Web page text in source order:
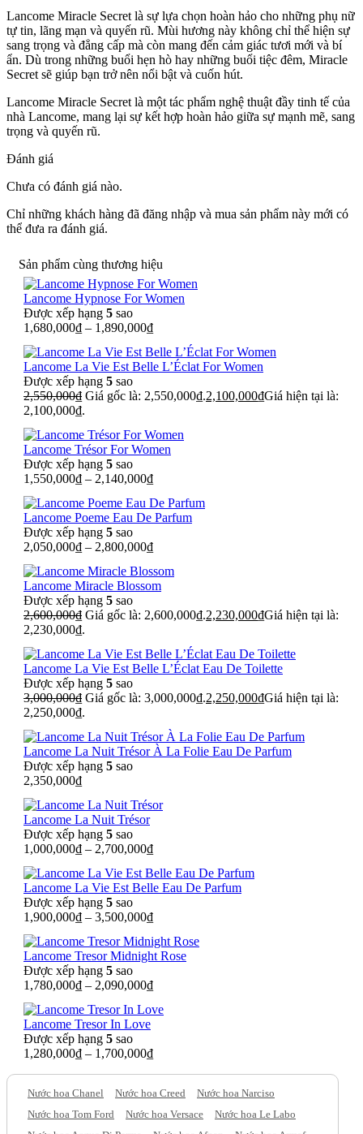
Lancome Miracle Secret là sự lựa chọn hoàn hảo cho những phụ nữ
tự tin, lãng mạn và quyến rũ. Mùi hương này không chỉ thể hiện sự
sang trọng và đẳng cấp mà còn mang đến cảm giác tươi mới và bí
ẩn. Dù trong những buổi hẹn hò hay những buổi tiệc đêm, Miracle
Secret sẽ giúp bạn trở nên nổi bật và cuốn hút.
Lancome Miracle Secret là một tác phẩm nghệ thuật đầy tinh tế của
nhà Lancome, mang lại sự kết hợp hoàn hảo giữa sự mạnh mẽ, sang
trọng và quyến rũ.
Đánh giá
Chưa có đánh giá nào.
Chỉ những khách hàng đã đăng nhập và mua sản phẩm này mới có
thể đưa ra đánh giá.
Sản phẩm cùng thương hiệu
Lancome Hypnose For Women
Được xếp hạng 5 sao
1,680,000₫ – 1,890,000₫
Lancome La Vie Est Belle L’Éclat For Women
Được xếp hạng 5 sao
2,550,000₫ Giá gốc là: 2,550,000₫.2,100,000₫Giá hiện tại là:
2,100,000₫.
Lancome Trésor For Women
Được xếp hạng 5 sao
1,550,000₫ – 2,140,000₫
Lancome Poeme Eau De Parfum
Được xếp hạng 5 sao
2,050,000₫ – 2,800,000₫
Lancome Miracle Blossom
Được xếp hạng 5 sao
2,600,000₫ Giá gốc là: 2,600,000₫.2,230,000₫Giá hiện tại là:
2,230,000₫.
Lancome La Vie Est Belle L’Éclat Eau De Toilette
Được xếp hạng 5 sao
3,000,000₫ Giá gốc là: 3,000,000₫.2,250,000₫Giá hiện tại là:
2,250,000₫.
Lancome La Nuit Trésor À La Folie Eau De Parfum
Được xếp hạng 5 sao
2,350,000₫
Lancome La Nuit Trésor
Được xếp hạng 5 sao
1,000,000₫ – 2,700,000₫
Lancome La Vie Est Belle Eau De Parfum
Được xếp hạng 5 sao
1,900,000₫ – 3,500,000₫
Lancome Tresor Midnight Rose
Được xếp hạng 5 sao
1,780,000₫ – 2,090,000₫
Lancome Tresor In Love
Được xếp hạng 5 sao
1,280,000₫ – 1,700,000₫
Nước hoa Chanel Nước hoa Creed
Nước hoa Narciso
Nước hoa Tom Ford
Nước hoa Versace
Nước hoa Le Labo